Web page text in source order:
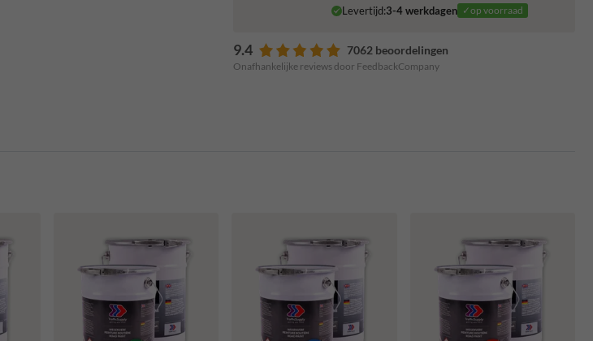
Levertijd:3-4 werkdagen ✓op voorraad
9.4 7062 beoordelingen
Onafhankelijke reviews door FeedbackCompany